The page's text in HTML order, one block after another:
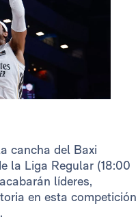
cancha del Baxi
la Liga Regular (18:00
líderes,
en esta competición